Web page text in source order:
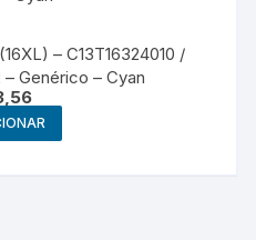
– C13T16324010 /
– Genérico – Cyan